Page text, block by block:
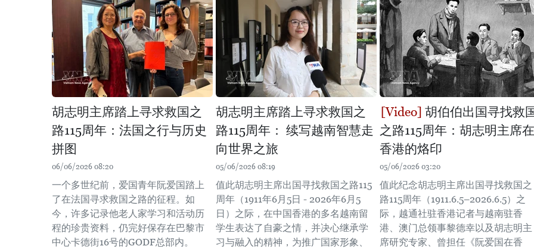
胡志明主席踏上寻求救国之
路115周年：法国之行与历史
拼图
06/06/2026 08:20
一个多世纪前，爱国青年阮爱国踏上
了在法国寻求救国之路的征程。如
今，许多记录他老人家学习和活动历
程的珍贵资料，仍完好保存在巴黎市
中心卡德街16号的GODF总部内。
胡志明主席踏上寻求救国之
路115周年： 续写越南智慧走
向世界之旅
05/06/2026 08:19
值此胡志明主席出国寻找救国之路115
周年（1911年6月5日 - 2026年6月5
日）之际，在中国香港的多名越南留
学生表达了自豪之情，并决心继承学
习与融入的精神，为推广国家形象、
胡伯伯出国寻找救
之路115周年：胡志明主席在
香港的烙印
05/06/2026 03:20
值此纪念胡志明主席出国寻找救国之
路115周年（1911.6.5–2026.6.5）之
际，越通社驻香港记者与越南驻香
港、澳门总领事黎德幸以及胡志明主
席研究专家、曾担任《阮爱国在香